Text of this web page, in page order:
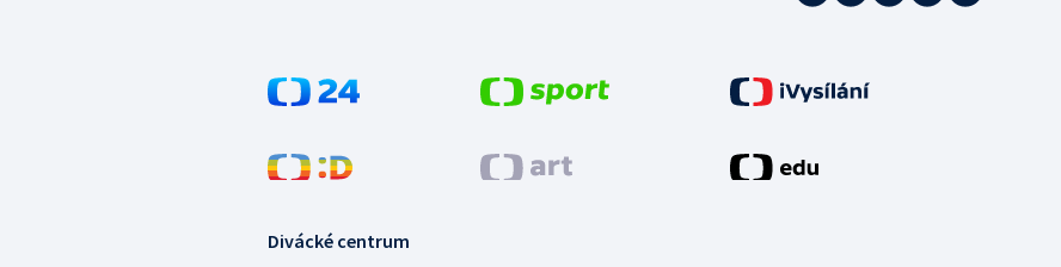
Divácké centrum